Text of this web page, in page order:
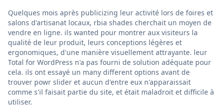
Quelques mois après publicizing leur activité lors de foires et
salons d'artisanat locaux, rbia shades cherchait un moyen de
vendre en ligne. ils wanted pour montrer aux visiteurs la
qualité de leur produit, leurs conceptions légères et
ergonomiques, d'une manière visuellement attrayante. leur
Total for WordPress n'a pas fourni de solution adéquate pour
cela. ils ont essayé un many different options avant de
trouver powr slider et aucun d'entre eux n'apparaissait
comme s'il faisait partie du site, et était maladroit et difficile à
utiliser.